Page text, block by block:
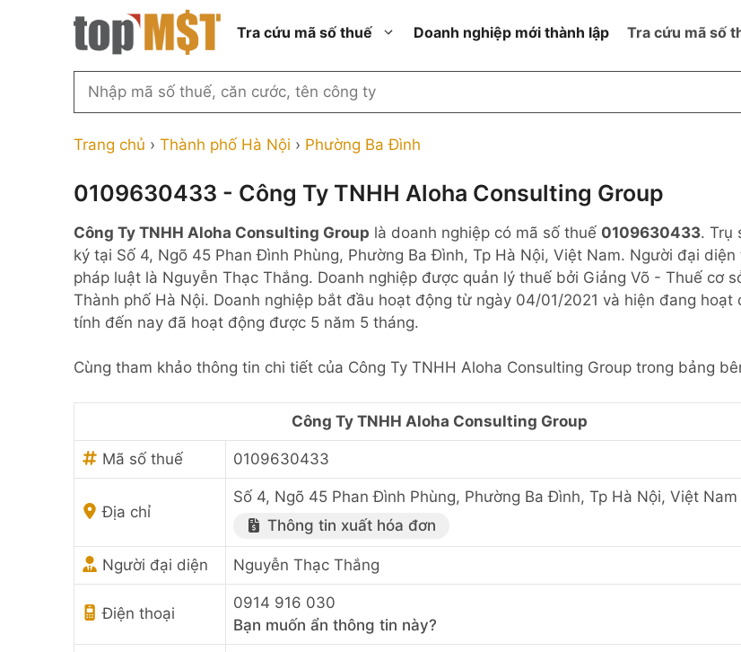
Tra cứu mã số thuế
Thành phố Hồ Chí Minh
Thành phố Hà Nội
Thành phố Đà Nẵng
Thành phố Hải Phòng
Thanh Hóa
Bắc Ninh
Công ty cổ phần ngoài NN
Công ty hợp doanh
thành viên ngoài NN
thành viên trở lên ngoài NN
Công ty trách nhiệm hữu hạn
ngoài NN
Doanh nghiệp 100% vốn đầu tư
nước ngoài
Hộ kinh doanh cá thể
Ngừng hoạt động nhưng chưa
hoàn thành thủ tục đóng MST
Không hoạt động tại địa chỉ đã
đăng ký
Doanh nghiệp mới thành lập Tra cứu mã số
Tìm
theo
công
người
đại
diện
hoặc
mã
thuế
Trang chủ › Thành phố Hà Nội › Phường Ba Đình
0109630433 - Công Ty TNHH Aloha Consulting Group
Công Ty TNHH Aloha Consulting Group là doanh nghiệp có mã số thuế 0109630433. Trụ
ký tại Số 4, Ngõ 45 Phan Đình Phùng, Phường Ba Đình, Tp Hà Nội, Việt Nam. Người đại diện
pháp luật là Nguyễn Thạc Thắng. Doanh nghiệp được quản lý thuế bởi Giảng Võ - Thuế cơ
Thành phố Hà Nội. Doanh nghiệp bắt đầu hoạt động từ ngày 04/01/2021 và hiện đang hoạt
tính đến nay đã hoạt động được 5 năm 5 tháng.
Cùng tham khảo thông tin chi tiết của Công Ty TNHH Aloha Consulting Group trong bảng
Công Ty TNHH Aloha Consulting Group
Mã số thuế 0109630433
Địa chỉ
Số 4, Ngõ 45 Phan Đình Phùng, Phường Ba Đình, Tp Hà Nội, Việt Nam
Thông tin xuất hóa đơn
Người đại diện Nguyễn Thạc Thắng
Điện thoại
0914 916 030
Bạn muốn ẩn thông tin này?